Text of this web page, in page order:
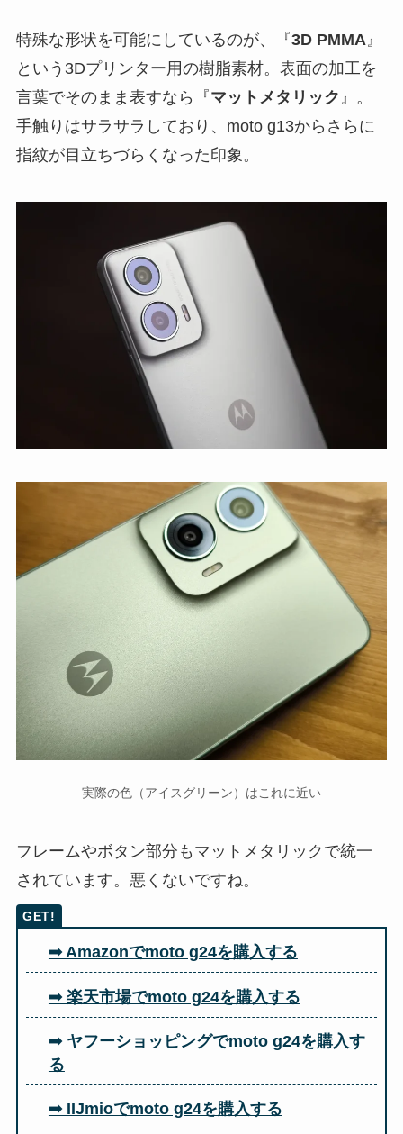
特殊な形状を可能にしているのが、『3D PMMA』
という3Dプリンター用の樹脂素材。表面の加工を
言葉でそのまま表すなら『マットメタリック 』。
手触りはサラサラしており、moto g13からさらに
指紋が目立ちづらくなった印象。
実際の色（アイスグリーン）はこれに近い
フレームやボタン部分もマットメタリックで統一
されています。悪くないですね。
➡ Amazonでmoto g24を購入する
➡ 楽天市場でmoto g24を購入する
➡ ヤフーショッピングでmoto g24を購入す
る
➡ IIJmioでmoto g24を購入する